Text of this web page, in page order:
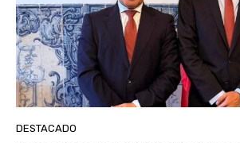
DESTACADO